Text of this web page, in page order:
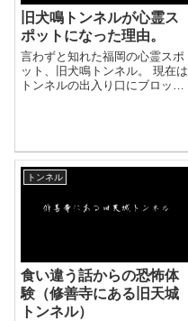
旧犬鳴トンネルが心霊ス
ポットになった理由。
言わずと知れた福岡の心霊スポ
ット、旧犬鳴トンネル。 現在は
トンネルの出入り口にブロック
になってしまった、この事件
は...
トンネル
食い違う話からの恐怖体
験（修善寺にある旧天城
トンネル）